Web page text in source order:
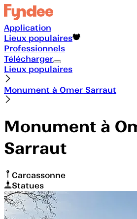
Application
Lieux populaires
Professionnels
Télécharger
Lieux populaires
Monument à Omer Sarraut
Monument à
Sarraut
Carcassonne
Statues